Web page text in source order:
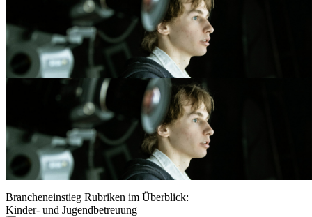
Brancheneinstieg Rubriken im Überblick:
Kinder- und Jugendbetreuung